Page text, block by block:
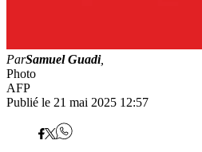
ParSamuel Guadi,
Photo
AFP
Publié le 21 mai 2025 12:57